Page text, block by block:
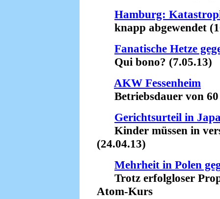
Hamburg:
knapp abgewendet
Fanatische Hetze
Qui bono? (7.05.13)
AKW Fessenheim
Betriebsdauer von 60
Gerichtsurteil in
Kinder müssen in
(24.04.13)
Mehrheit in Polen
Trotz erfolgloser
Atom-Kurs